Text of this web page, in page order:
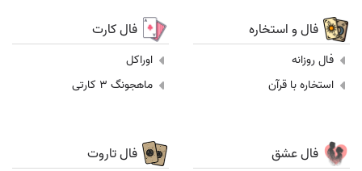
فال و استخاره
فال روزانه
استخاره با قرآن
فال کارت
اوراکل
ماهجونگ 3 کارتی
فال عشق فال تاروت